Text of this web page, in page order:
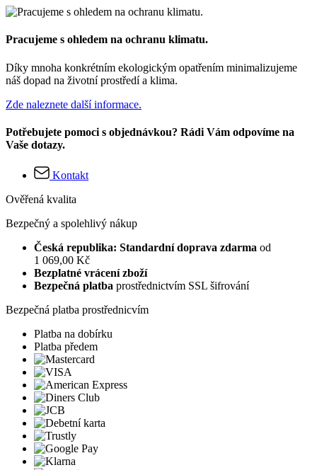
Pracujeme s ohledem na ochranu klimatu.
Díky mnoha konkrétním ekologickým opatřením minimalizujeme
náš dopad na životní prostředí a klima.
Zde naleznete další informace.
Potřebujete pomoci s objednávkou? Rádi Vám odpovíme na
Vaše dotazy.
Kontakt
Ověřená kvalita
Bezpečný a spolehlivý nákup
Česká republika: Standardní doprava zdarma od
1 069,00 Kč
Bezplatné vrácení zboží
Bezpečná platba prostřednictvím SSL šifrování
Bezpečná platba prostřednicvím
Platba na dobírku
Platba předem